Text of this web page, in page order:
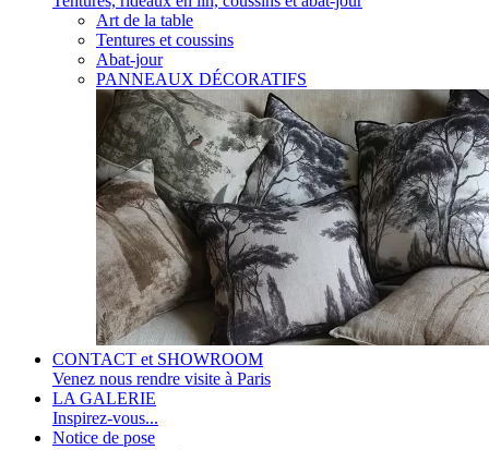
Art de la table
Tentures et coussins
Abat-jour
PANNEAUX DÉCORATIFS
CONTACT et SHOWROOM
Venez nous rendre visite à Paris
LA GALERIE
Inspirez-vous...
Notice de pose